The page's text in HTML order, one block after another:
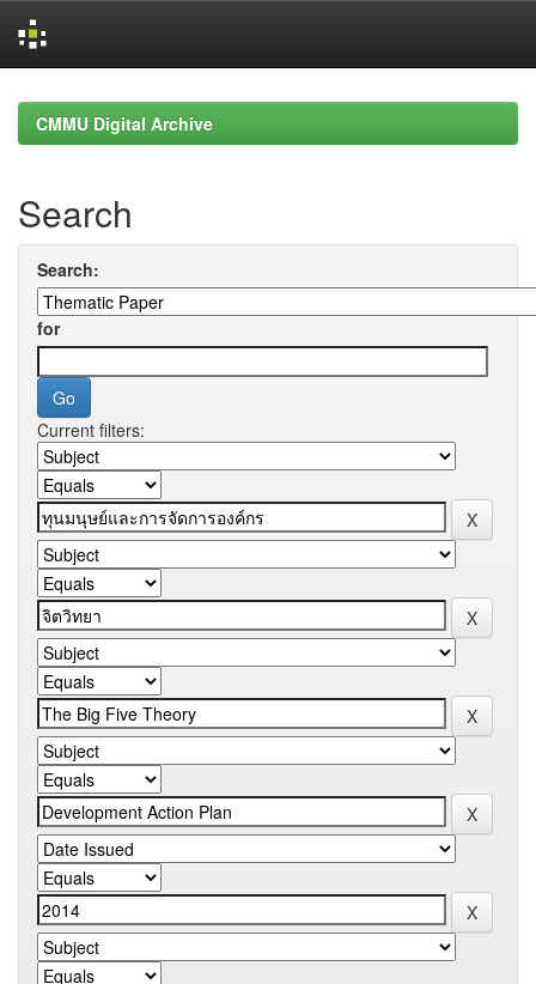
navigationCMMU Digital Archive
Search
Search:
for
Current filters: